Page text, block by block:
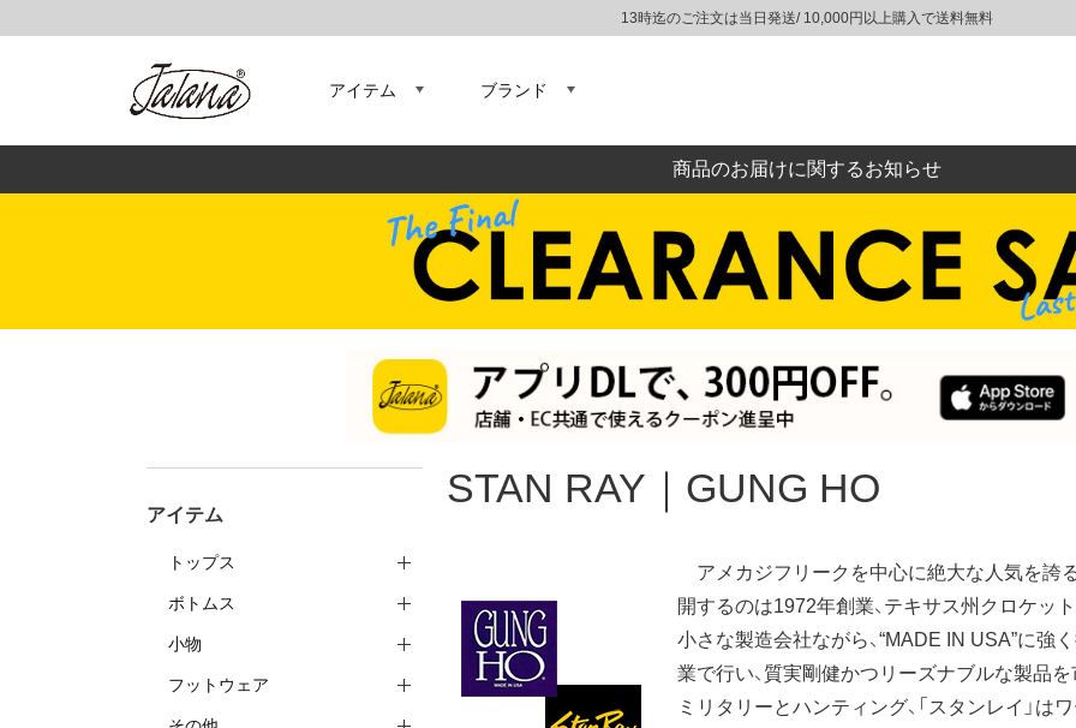
13時迄のご注文は当日発送/ 10,000円以上購入で送料無料
アイテム ブランド
商品のお届けに関するお知らせ
アイテム
トップス
ボトムス
小物
フットウェア
STAN RAY｜GUNG HO
アメカジフリークを中心に絶大な人気を誇る
開するのは1972年創業、テキサス州クロケッ
小さな製造会社ながら、“MADE IN USA”に強
業で行い、質実剛健かつリーズナブルな製品
ミリタリーとハンティング、「スタンレイ」